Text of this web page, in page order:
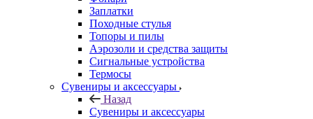
Заплатки
Походные стулья
Топоры и пилы
Аэрозоли и средства защиты
Сигнальные устройства
Термосы
Сувениры и аксессуары
Назад
Сувениры и аксессуары